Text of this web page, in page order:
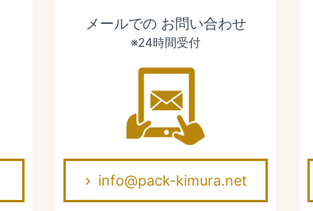
メールでの お問い合わせ
※24時間受付
info@pack-kimura.net